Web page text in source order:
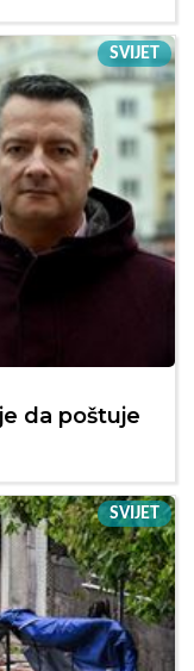
SVIJET
da poštuje
SVIJET